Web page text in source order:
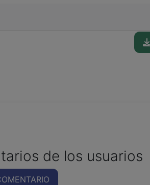
de los usuarios